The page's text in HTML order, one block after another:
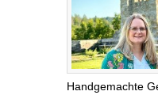
Handgemachte